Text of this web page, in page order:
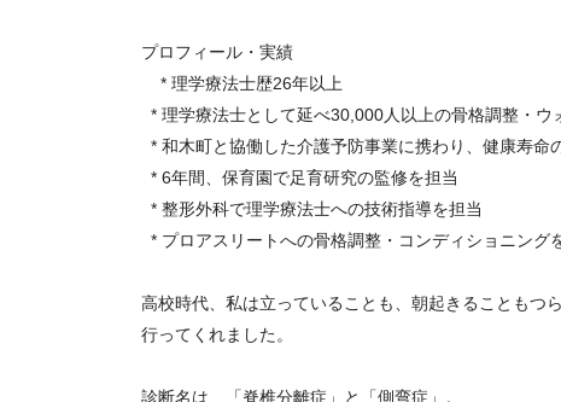
プロフィール・実績
* 理学療法士歴26年以上
* 理学療法士として延べ30,000人以上の骨格調整・ウ
* 和木町と協働した介護予防事業に携わり、健康寿
* 6年間、保育園で足育研究の監修を担当
* 整形外科で理学療法士への技術指導を担当
* プロアスリートへの骨格調整・コンディショニ
高校時代、私は立っていることも、朝起きることもつ
行ってくれました。
診断名は、「脊椎分離症」と「側弯症」。